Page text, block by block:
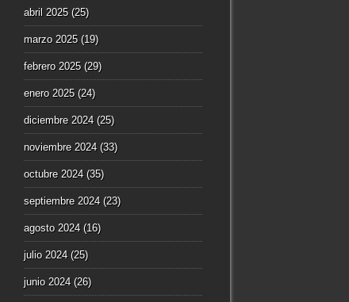
abril 2025(25)
marzo 2025(19)
febrero 2025(29)
enero 2025(24)
diciembre 2024(25)
noviembre 2024(33)
octubre 2024(35)
septiembre 2024(23)
agosto 2024(16)
julio 2024(25)
junio 2024(26)